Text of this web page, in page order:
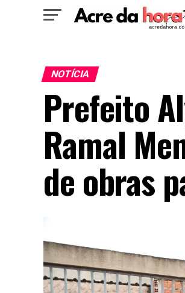
NOTÍCIA
Prefeito
Ramal
de obras